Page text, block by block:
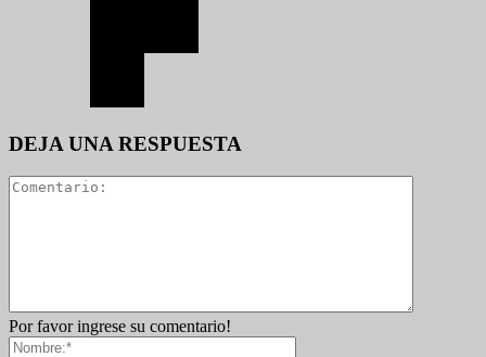
DEJA UNA RESPUESTA
Por favor ingrese su comentario!